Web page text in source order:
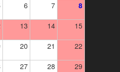
6 7 8
13 14 15
20 21 22
27 28 29